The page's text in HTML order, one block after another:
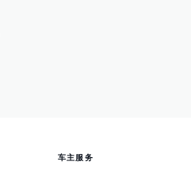
车主服务